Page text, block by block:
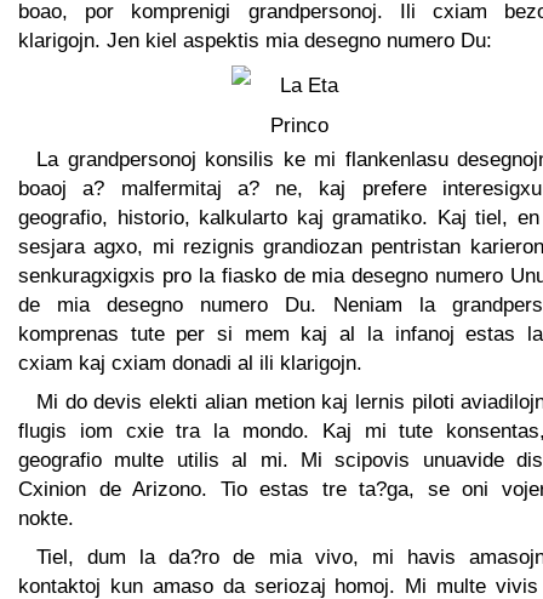
boao, por komprenigi grandpersonoj. Ili cxiam
klarigojn. Jen kiel aspektis mia desegno numero Du:
La grandpersonoj konsilis ke mi flankenlasu
boaoj a? malfermitaj a? ne, kaj prefere
geografio, historio, kalkularto kaj gramatiko. Kaj tiel,
sesjara agxo, mi rezignis grandiozan pentristan
senkuragxigxis pro la fiasko de mia desegno numero
de mia desegno numero Du. Neniam la
komprenas tute per si mem kaj al la infanoj estas
cxiam kaj cxiam donadi al ili klarigojn.
Mi do devis elekti alian metion kaj lernis piloti
flugis iom cxie tra la mondo. Kaj mi tute
geografio multe utilis al mi. Mi scipovis unuavide
Cxinion de Arizono. Tio estas tre ta?ga, se oni
nokte.
Tiel, dum la da?ro de mia vivo, mi havis
kontaktoj kun amaso da seriozaj homoj. Mi multe